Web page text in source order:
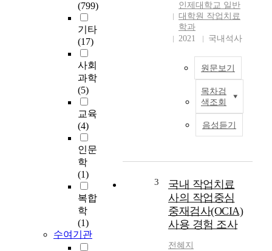
(799)
기타
(17)
사회
과학
(5)
교육
(4)
인문
학
(1)
복합
학
(1)
수여기관
인제대학교 일반
대학원 작업치료
학과
2021
국내석사
원문보기
목차검
색조회
음성듣기
3
국내 작업치료
사의 작업중심
중재검사(OCIA)
사용 경험 조사
전혜지